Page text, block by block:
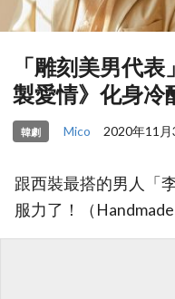
「雕刻美男代
製愛情》化身冷
韓劇 Mico 2020年11
跟西裝最搭的男人「
服力了！（